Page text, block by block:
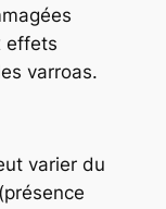
effets
varroas.
varier du